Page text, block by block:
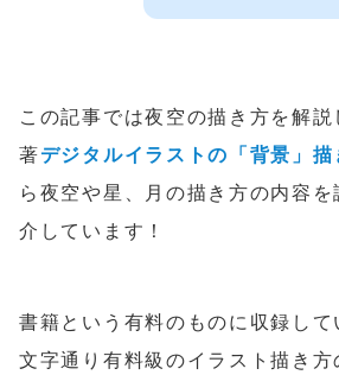
この記事では夜空の描き方を解
著デジタルイラストの「背景」
ら夜空や星、月の描き方の内容
介しています！
書籍という有料のものに収録して
文字通り有料級のイラスト描き方